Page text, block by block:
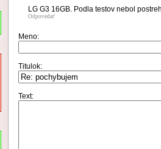
LG G3 16GB. Podla testov nebol
Odpovedať
Meno:
Titulok:
Text: